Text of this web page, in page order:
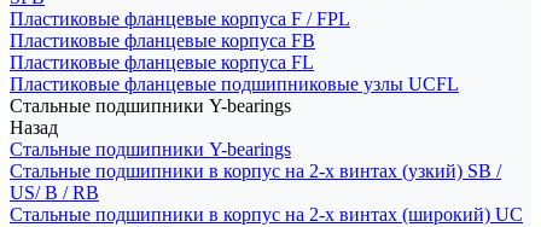
Пластиковые фланцевые корпуса F / FPL
Пластиковые фланцевые корпуса FB
Пластиковые фланцевые корпуса FL
Пластиковые фланцевые подшипниковые узлы UCFL
Стальные подшипники Y-bearings
Назад
Стальные подшипники Y-bearings
Стальные подшипники в корпус на 2-х винтах (узкий) SB /
US/ B / RB
Стальные подшипники в корпус на 2-х винтах (широкий) UC